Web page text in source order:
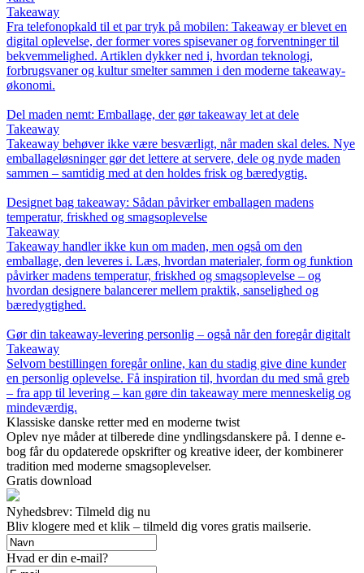
Takeaway
Fra telefonopkald til et par tryk på mobilen: Takeaway er blevet en
digital oplevelse, der former vores spisevaner og forventninger til
bekvemmelighed. Artiklen dykker ned i, hvordan teknologi,
forbrugsvaner og kultur smelter sammen i den moderne takeaway-
økonomi.
Del maden nemt: Emballage, der gør takeaway let at dele
Takeaway
Takeaway behøver ikke være besværligt, når maden skal deles. Nye
emballageløsninger gør det lettere at servere, dele og nyde maden
sammen – samtidig med at den holdes frisk og bæredygtig.
Designet bag takeaway: Sådan påvirker emballagen madens
temperatur, friskhed og smagsoplevelse
Takeaway
Takeaway handler ikke kun om maden, men også om den
emballage, den leveres i. Læs, hvordan materialer, form og funktion
påvirker madens temperatur, friskhed og smagsoplevelse – og
hvordan designere balancerer mellem praktik, sanselighed og
bæredygtighed.
Gør din takeaway-levering personlig – også når den foregår digitalt
Takeaway
Selvom bestillingen foregår online, kan du stadig give dine kunder
en personlig oplevelse. Få inspiration til, hvordan du med små greb
– fra app til levering – kan gøre din takeaway mere menneskelig og
mindeværdig.
Klassiske danske retter med en moderne twist
Oplev nye måder at tilberede dine yndlingsdanskere på. I denne e-
bog får du opdaterede opskrifter og kreative ideer, der kombinerer
tradition med moderne smagsoplevelser.
Gratis download
Nyhedsbrev: Tilmeld dig nu
Bliv klogere med et klik – tilmeld dig vores gratis mailserie.
Hvad er din e-mail?